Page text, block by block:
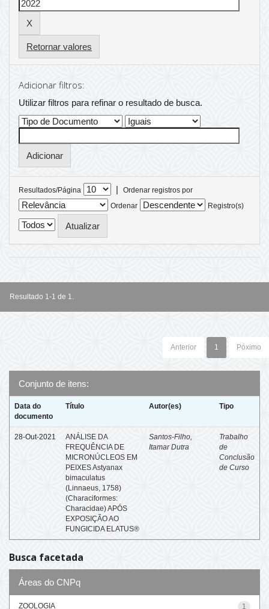
Retornar valores
Adicionar filtros:
Utilizar filtros para refinar o resultado de busca.
Resultados/Página |
Ordenar registros por
Ordenar
Registro(s)
Resultado 1-1 de 1.
Anterior 1 Póximo
Conjunto de itens:
Data do
documento
Título Autor(es) Tipo
28-Out-2021
ANÁLISE DA
FREQUÊNCIA DE
MICRONÚCLEOS EM
PEIXES Astyanax
bimaculatus
(Linnaeus, 1758)
(Characiformes:
Characidae) APÓS
EXPOSIÇÃO AO
FUNGICIDA ELATUS®
Santos-Filho,
Itamar Dutra
Trabalho
de
Conclusão
de Curso
Busca facetada
Áreas do CNPq
1
ZOOLOGIA